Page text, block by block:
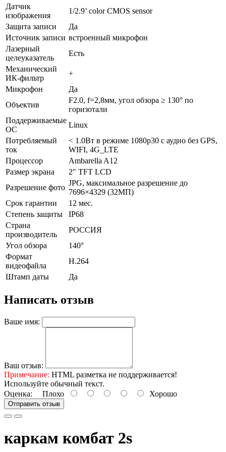
Датчик
изображения
1/2.9’ color CMOS sensor
Защита записи
Да
Источник записи встроенный микрофон
Лазерный
целеуказатель
Есть
Механический
ИК-фильтр
+
Микрофон
Да
Объектив
F2.0, f=2,8мм, угол обзора ≥ 130° по
горизотали
Поддерживаемые
ОС
Linux
Потребляемый
ток
< 1.0Вт в режиме 1080p30 с аудио без GPS,
WIFI, 4G_LTE
Процессор
Ambarella A12
Размер экрана
2" TFT LCD
Разрешение фото
JPG, максимальное разрешение до
7696×4329 (32МП)
Срок гарантии
12 мес.
Степень защиты
IP68
Страна
производитель
РОССИЯ
Угол обзора
140°
Формат
видеофайла
H.264
Штамп даты
Да
Написать отзыв
Ваше имя:
Ваш отзыв:
Примечание: HTML разметка не поддерживается!
Используйте обычный текст.
Оценка: Плохо Хорошо
Отправить отзыв
каркам комбат 2s